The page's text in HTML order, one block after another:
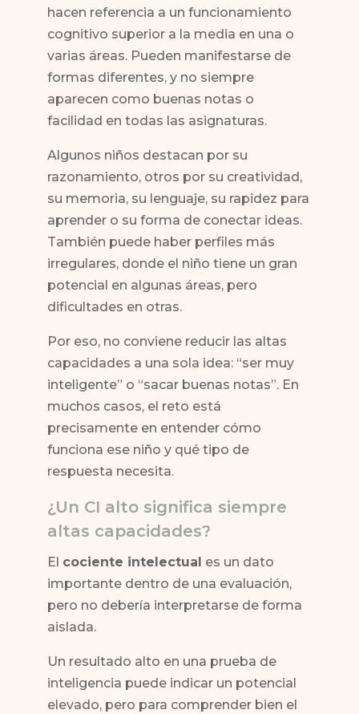
hacen referencia a un funcionamiento
cognitivo superior a la media en una o
varias áreas. Pueden manifestarse de
formas diferentes, y no siempre
aparecen como buenas notas o
facilidad en todas las asignaturas.
Algunos niños destacan por su
razonamiento, otros por su creatividad,
su memoria, su lenguaje, su rapidez para
aprender o su forma de conectar ideas.
También puede haber perfiles más
irregulares, donde el niño tiene un gran
potencial en algunas áreas, pero
dificultades en otras.
Por eso, no conviene reducir las altas
capacidades a una sola idea: “ser muy
inteligente” o “sacar buenas notas”. En
muchos casos, el reto está
precisamente en entender cómo
funciona ese niño y qué tipo de
respuesta necesita.
¿Un CI alto significa siempre
altas capacidades?
El cociente intelectual es un dato
importante dentro de una evaluación,
pero no debería interpretarse de forma
aislada.
Un resultado alto en una prueba de
inteligencia puede indicar un potencial
elevado, pero para comprender bien el